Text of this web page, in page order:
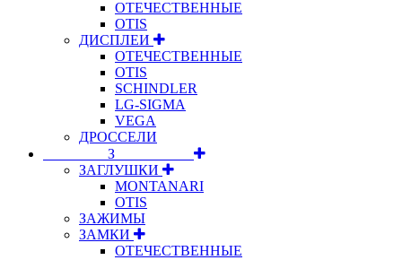
ОТЕЧЕСТВЕННЫЕ
OTIS
ДИСПЛЕИ
ОТЕЧЕСТВЕННЫЕ
OTIS
SCHINDLER
LG-SIGMA
VEGA
ДРОССЕЛИ
⠀⠀⠀⠀⠀⠀З⠀⠀⠀⠀⠀⠀⠀
ЗАГЛУШКИ
MONTANARI
OTIS
ЗАЖИМЫ
ЗАМКИ
ОТЕЧЕСТВЕННЫЕ